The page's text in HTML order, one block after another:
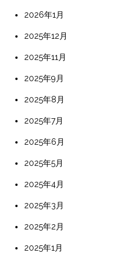
2026年1月
2025年12月
2025年11月
2025年9月
2025年8月
2025年7月
2025年6月
2025年5月
2025年4月
2025年3月
2025年2月
2025年1月